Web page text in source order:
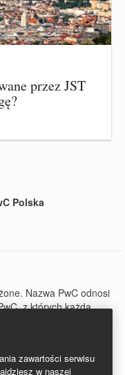
przez JST
Polska
Nazwa PwC odnosi
z których każda
zawartości serwisu
w naszej